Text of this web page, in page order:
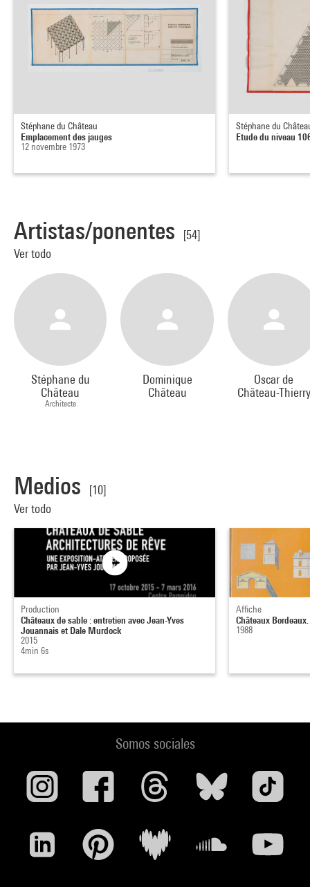
Stéphane du Château
Emplacement des jauges
12 novembre 1973
Stéphane du
Etude du niveau
Artistas/ponentes
[54]
Ver todo
Stéphane du
Château
Architecte
Dominique
Château
Oscar de
Château-Thierry
Medios
[10]
Ver todo
Production
Châteaux de sable : entretien avec Jean-Yves
Jouannais et Dale Murdock
2015
4min 6s
Affiche
Châteaux
1988
Somos sociales